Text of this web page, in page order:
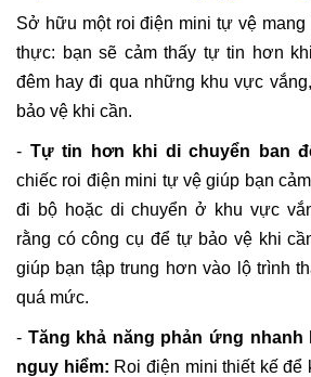
Sở hữu một roi điện mini tự vệ
thực: bạn sẽ cảm thấy tự tin hơn
đêm hay đi qua những khu vực
bảo vệ khi cần.
- Tự tin hơn khi di chuyển ban
chiếc roi điện mini tự vệgiúp bạn
đi bộ hoặc di chuyển ở khu vực
rằng có công cụ để tự bảo vệ khi
giúp bạn tập trung hơn vào lộ trình
quá mức.
- Tăng khả năng phản ứng nhanh
nguy hiểm: Roi điện mini thiết kế để